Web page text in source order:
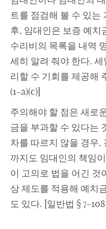
트를 점검해 볼 수 있는
후, 임대인은 보증 예치
수리비의 목록을 내역
세히 알려 줘야 한다.
리할 수 기회를 제공해
(1-a)(c)]
주의해야 할 점은 새로
금을 부과할 수 있다는
차를 따르지 않을 경우,
까지도 임대인의 책임
이 고의로 법을 어긴 것
상 제도를 적용해 예치
도 있다. [일반법 § 7-108